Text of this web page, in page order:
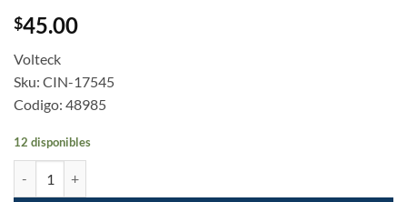
$45.00
Volteck
Sku: CIN-17545
Codigo: 48985
12 disponibles